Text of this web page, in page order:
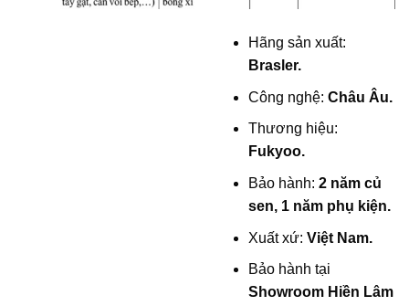
Hãng sản xuất:
Brasler.
Công nghệ:Châu Âu.
Thương hiệu:
Fukyoo.
Bảo hành:2 năm củ
sen, 1 năm phụ kiện.
Xuất xứ:Việt Nam.
Bảo hành tại
Showroom Hiền Lâm